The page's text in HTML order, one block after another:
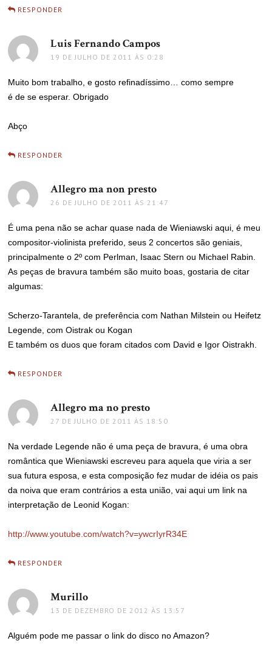
RESPONDER
Luis Fernando Campos
19 DE JULHO DE 2011 ÀS 0:28
Muito bom trabalho, e gosto refinadíssimo… como sempre
é de se esperar. Obrigado
Abço
RESPONDER
Allegro ma non presto
26 DE JULHO DE 2011 ÀS 21:47
É uma pena não se achar quase nada de Wieniawski aqui, é meu
compositor-violinista preferido, seus 2 concertos são geniais,
principalmente o 2º com Perlman, Isaac Stern ou Michael Rabin.
As peças de bravura também são muito boas, gostaria de citar
algumas:
Scherzo-Tarantela, de preferência com Nathan Milstein ou Heifetz
Legende, com Oistrak ou Kogan
E também os duos que foram citados com David e Igor Oistrakh.
RESPONDER
Allegro ma no presto
27 DE JULHO DE 2011 ÀS 18:50
Na verdade Legende não é uma peça de bravura, é uma obra
romântica que Wieniawski escreveu para aquela que viria a ser
sua futura esposa, e esta composição fez mudar de idéia os pais
da noiva que eram contrários a esta união, vai aqui um link na
interpretação de Leonid Kogan:
http://www.youtube.com/watch?v=ywcrIyrR34E
RESPONDER
Murillo
13 DE DEZEMBRO DE 2012 ÀS 13:57
Alguém pode me passar o link do disco no Amazon?